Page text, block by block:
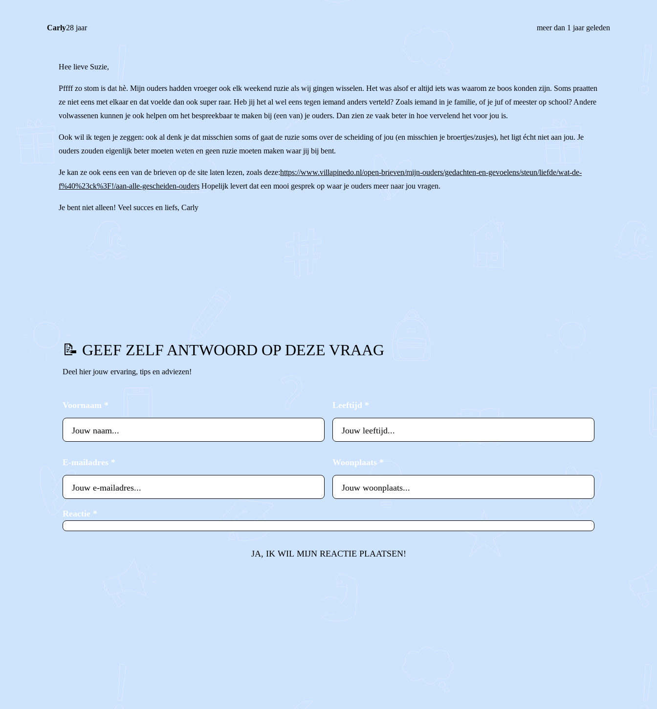
Carly28 jaar meer dan 1 jaar geleden
Hee lieve Suzie,
Pffff zo stom is dat hè. Mijn ouders hadden vroeger ook elk weekend ruzie als wij gingen wisselen. Het was alsof er altijd iets was waarom ze boos konden zijn. Soms praatten
ze niet eens met elkaar en dat voelde dan ook super raar. Heb jij het al wel eens tegen iemand anders verteld? Zoals iemand in je familie, of je juf of meester op school? Andere
volwassenen kunnen je ook helpen om het bespreekbaar te maken bij (een van) je ouders. Dan zien ze vaak beter in hoe vervelend het voor jou is.
Ook wil ik tegen je zeggen: ook al denk je dat misschien soms of gaat de ruzie soms over de scheiding of jou (en misschien je broertjes/zusjes), het ligt écht niet aan jou. Je
ouders zouden eigenlijk beter moeten weten en geen ruzie moeten maken waar jij bij bent.
Je kan ze ook eens een van de brieven op de site laten lezen, zoals deze:https://www.villapinedo.nl/open-brieven/mijn-ouders/gedachten-en-gevoelens/steun/liefde/wat-de-
f%40%23ck%3F!/aan-alle-gescheiden-ouders Hopelijk levert dat een mooi gesprek op waar je ouders meer naar jou vragen.
Je bent niet alleen! Veel succes en liefs, Carly
📝 GEEF ZELF ANTWOORD OP DEZE VRAAG
Deel hier jouw ervaring, tips en adviezen!
Voornaam * Leeftijd *
E-mailadres * Woonplaats *
Reactie *
JA, IK WIL MIJN REACTIE PLAATSEN!